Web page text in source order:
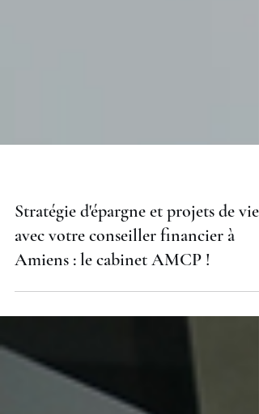
Stratégie d'épargne et projets de vie
avec votre conseiller financier à
Amiens : le cabinet AMCP !